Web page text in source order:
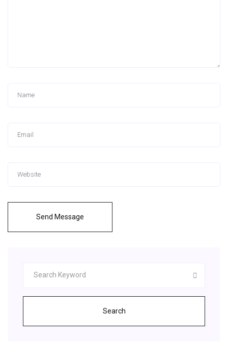
Send Message
Search